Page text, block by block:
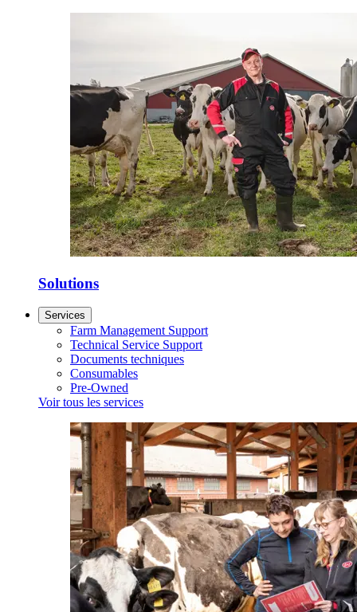
Solutions
Services
Farm Management Support
Technical Service Support
Documents techniques
Consumables
Pre-Owned
Voir tous les services